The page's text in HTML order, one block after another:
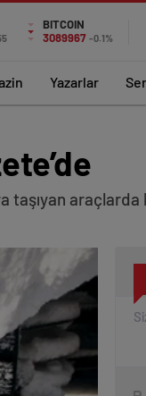
BITCOIN
3089967 -0.1%
Yazarlar
taşıyan